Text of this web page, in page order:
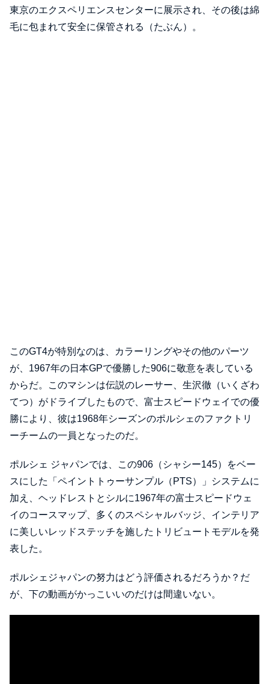
東京のエクスペリエンスセンターに展示され、その後は綿
毛に包まれて安全に保管される（たぶん）。
このGT4が特別なのは、カラーリングやその他のパーツ
が、1967年の日本GPで優勝した906に敬意を表している
からだ。このマシンは伝説のレーサー、生沢徹（いくざわ
てつ）がドライブしたもので、富士スピードウェイでの優
勝により、彼は1968年シーズンのポルシェのファクトリ
ーチームの一員となったのだ。
ポルシェ ジャパンでは、この906（シャシー145）をベー
スにした「ペイントトゥーサンプル（PTS）」システムに
加え、ヘッドレストとシルに1967年の富士スピードウェ
イのコースマップ、多くのスペシャルバッジ、インテリア
に美しいレッドステッチを施したトリビュートモデルを発
表した。
ポルシェジャパンの努力はどう評価されるだろうか？だ
が、下の動画がかっこいいのだけは間違いない。